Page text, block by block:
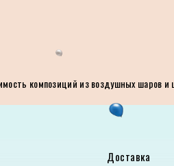
композиций из воздушных шаров
Доставка